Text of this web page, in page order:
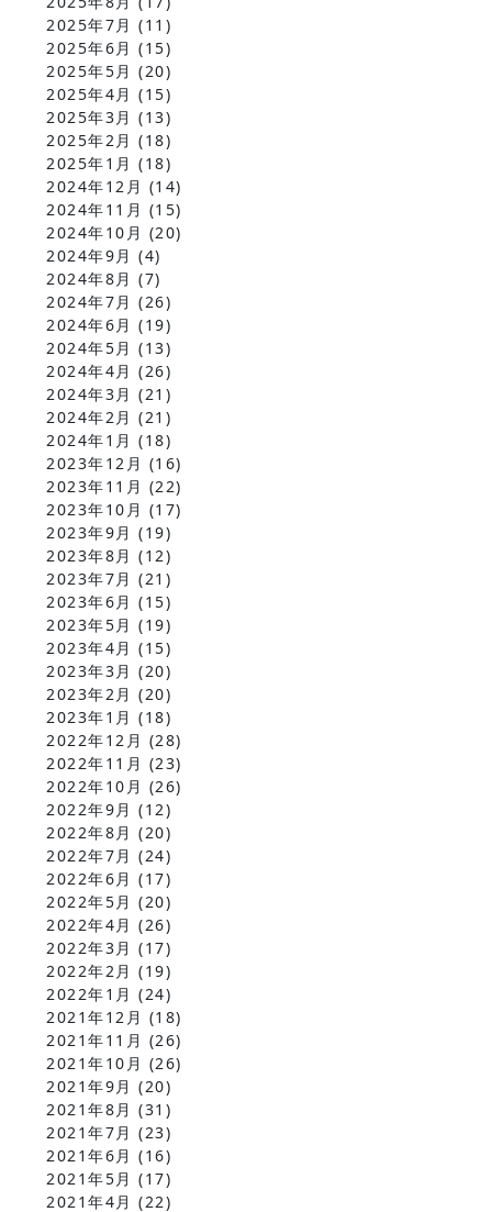
2025年7月 (11)
2025年6月 (15)
2025年5月 (20)
2025年4月 (15)
2025年3月 (13)
2025年2月 (18)
2025年1月 (18)
2024年12月 (14)
2024年11月 (15)
2024年10月 (20)
2024年9月 (4)
2024年8月 (7)
2024年7月 (26)
2024年6月 (19)
2024年5月 (13)
2024年4月 (26)
2024年3月 (21)
2024年2月 (21)
2024年1月 (18)
2023年12月 (16)
2023年11月 (22)
2023年10月 (17)
2023年9月 (19)
2023年8月 (12)
2023年7月 (21)
2023年6月 (15)
2023年5月 (19)
2023年4月 (15)
2023年3月 (20)
2023年2月 (20)
2023年1月 (18)
2022年12月 (28)
2022年11月 (23)
2022年10月 (26)
2022年9月 (12)
2022年8月 (20)
2022年7月 (24)
2022年6月 (17)
2022年5月 (20)
2022年4月 (26)
2022年3月 (17)
2022年2月 (19)
2022年1月 (24)
2021年12月 (18)
2021年11月 (26)
2021年10月 (26)
2021年9月 (20)
2021年8月 (31)
2021年7月 (23)
2021年6月 (16)
2021年5月 (17)
2021年4月 (22)